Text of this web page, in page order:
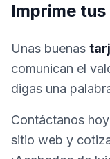
Imprime
Unas buenas
comunican el
digas una
Contáctanos
sitio web y